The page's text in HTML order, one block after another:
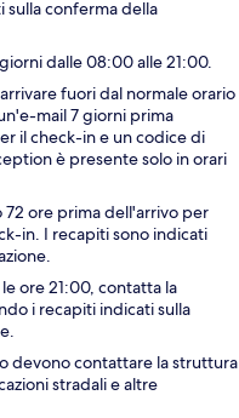
sulla conferma della
dalle 08:00 alle 21:00.
fuori dal normale orario
mail 7 giorni prima
il check-in e un codice di
è presente solo in orari
ore prima dell'arrivo per
in. I recapiti sono indicati
ore 21:00, contatta la
i recapiti indicati sulla
devono contattare la struttura
stradali e altre